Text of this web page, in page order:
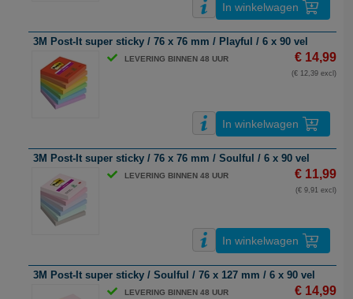
In winkelwagen
3M Post-It super sticky / 76 x 76 mm / Playful / 6 x 90 vel
LEVERING BINNEN 48 UUR € 14,99
(€ 12,39 excl)
In winkelwagen
3M Post-It super sticky / 76 x 76 mm / Soulful / 6 x 90 vel
LEVERING BINNEN 48 UUR € 11,99
(€ 9,91 excl)
In winkelwagen
3M Post-It super sticky / Soulful / 76 x 127 mm / 6 x 90 vel
LEVERING BINNEN 48 UUR € 14,99